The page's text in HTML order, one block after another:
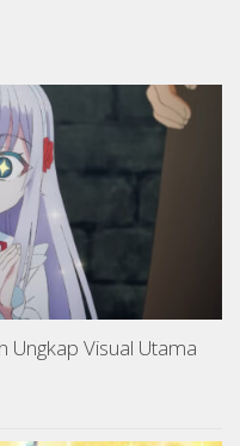
Ungkap Visual Utama